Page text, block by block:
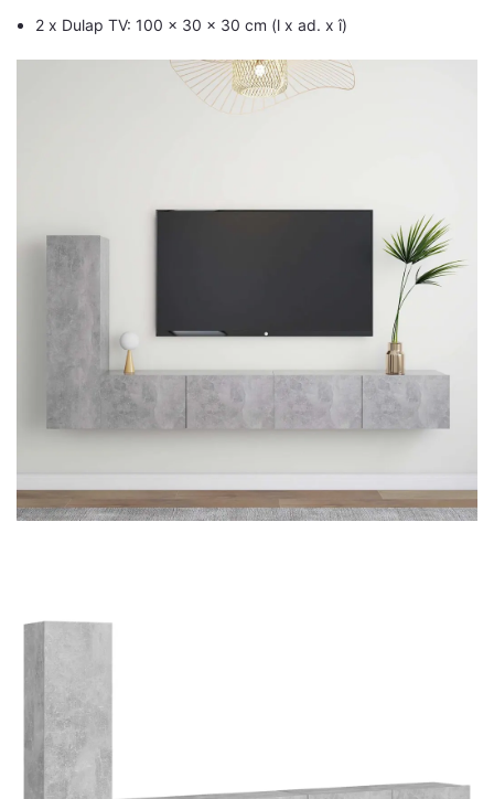
2 x Dulap TV: 100 x 30 x 30 cm (l x ad. x î)